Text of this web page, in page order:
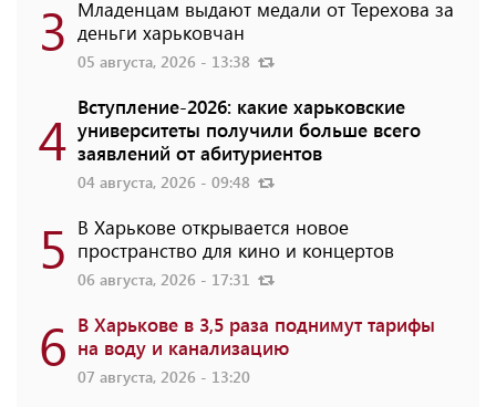
3 Младенцам выдают медали от Терехова за
деньги харьковчан
05 августа, 2026 - 13:38
4 Вступление-2026: какие харьковские
университеты получили больше всего
заявлений от абитуриентов
04 августа, 2026 - 09:48
5 В Харькове открывается новое
пространство для кино и концертов
06 августа, 2026 - 17:31
6 В Харькове в 3,5 раза поднимут тарифы
на воду и канализацию
07 августа, 2026 - 13:20